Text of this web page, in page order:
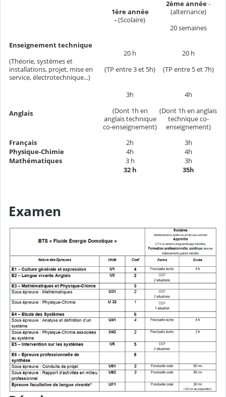
1ère année
-(Scolaire)
2ème année-
(alternance)
20 semaines
Enseignement technique
(Théorie, systèmes et
installations, projet, mise en
service, électrotechnique...)
20 h
(TP entre 3 et 5h)
20 h
(TP entre 5 et 7h)
Anglais
3h
(Dont 1h en
anglais technique
co-enseignement)
4h
(Dont 1h en anglais
technique co-
enseignement)
Français
2h
3h
Physique-Chimie
4h
4h
Mathématiques
3 h
3h
32 h
35h
Examen